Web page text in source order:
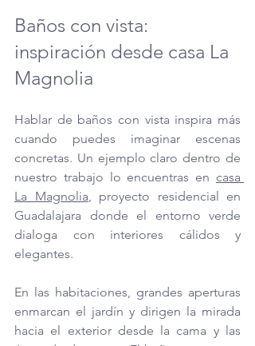
Baños con vista:
inspiración desde casa La
Magnolia
Hablar de baños con vista inspira más
cuando puedes imaginar escenas
concretas. Un ejemplo claro dentro de
nuestro trabajo lo encuentras en casa
La Magnolia , proyecto residencial en
Guadalajara donde el entorno verde
dialoga con interiores cálidos y
elegantes.
En las habitaciones, grandes aperturas
enmarcan el jardín y dirigen la mirada
hacia el exterior desde la cama y las